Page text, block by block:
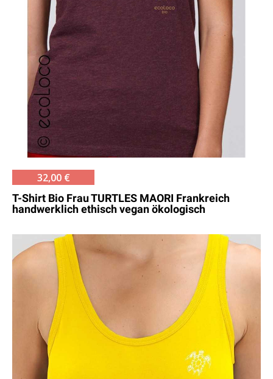
32,00 €
T-Shirt Bio Frau TURTLES MAORI Frankreich
handwerklich ethisch vegan ökologisch